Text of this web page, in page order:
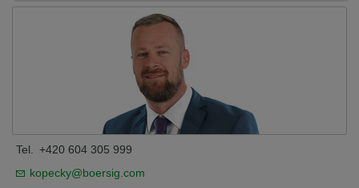
Tel.
+420 604 305 999
kopecky@boersig.com